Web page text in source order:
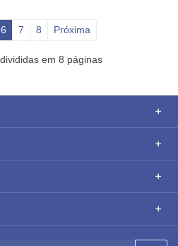
6 7 8 Próxima
em 8 páginas